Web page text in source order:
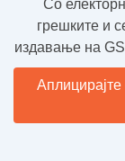
Со
грешките и
издавање на